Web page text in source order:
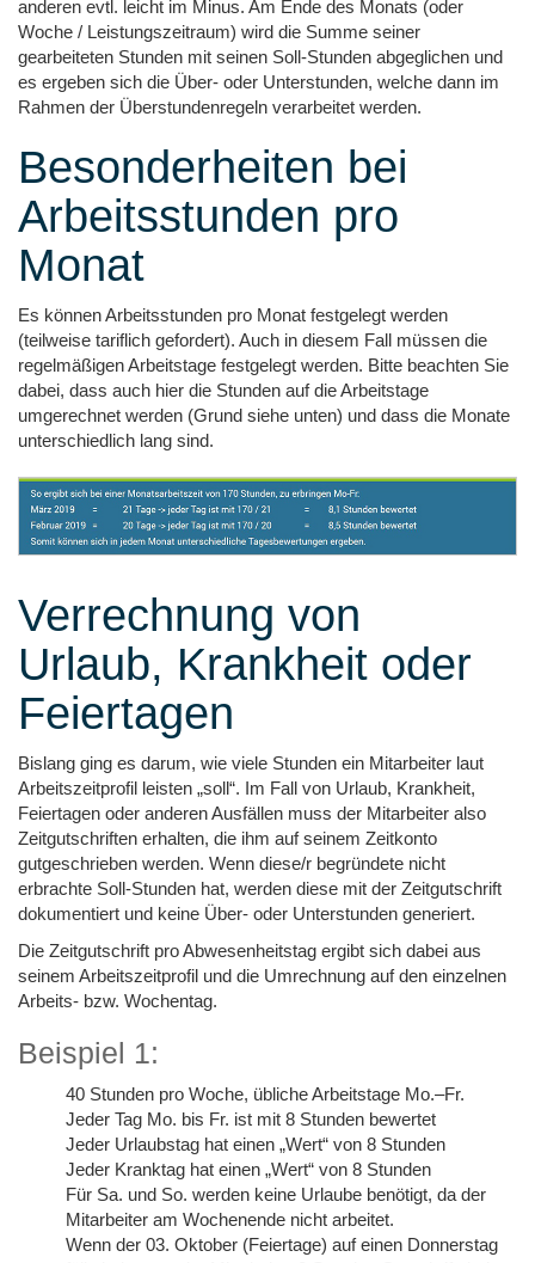
anderen evtl. leicht im Minus. Am Ende des Monats (oder
Woche / Leistungszeitraum) wird die Summe seiner
gearbeiteten Stunden mit seinen Soll-Stunden abgeglichen und
es ergeben sich die Über- oder Unterstunden, welche dann im
Rahmen der Überstundenregeln verarbeitet werden.
Besonderheiten bei
Arbeitsstunden pro
Monat
Es können Arbeitsstunden pro Monat festgelegt werden
(teilweise tariflich gefordert). Auch in diesem Fall müssen die
regelmäßigen Arbeitstage festgelegt werden. Bitte beachten Sie
dabei, dass auch hier die Stunden auf die Arbeitstage
umgerechnet werden (Grund siehe unten) und dass die Monate
unterschiedlich lang sind.
Verrechnung von
Urlaub, Krankheit oder
Feiertagen
Bislang ging es darum, wie viele Stunden ein Mitarbeiter laut
Arbeitszeitprofil leisten „soll“. Im Fall von Urlaub, Krankheit,
Feiertagen oder anderen Ausfällen muss der Mitarbeiter also
Zeitgutschriften erhalten, die ihm auf seinem Zeitkonto
gutgeschrieben werden. Wenn diese/r begründete nicht
erbrachte Soll-Stunden hat, werden diese mit der Zeitgutschrift
dokumentiert und keine Über- oder Unterstunden generiert.
Die Zeitgutschrift pro Abwesenheitstag ergibt sich dabei aus
seinem Arbeitszeitprofil und die Umrechnung auf den einzelnen
Arbeits- bzw. Wochentag.
Beispiel 1:
40 Stunden pro Woche, übliche Arbeitstage Mo.–Fr.
Jeder Tag Mo. bis Fr. ist mit 8 Stunden bewertet
Jeder Urlaubstag hat einen „Wert“ von 8 Stunden
Jeder Kranktag hat einen „Wert“ von 8 Stunden
Für Sa. und So. werden keine Urlaube benötigt, da der
Mitarbeiter am Wochenende nicht arbeitet.
Wenn der 03. Oktober (Feiertage) auf einen Donnerstag